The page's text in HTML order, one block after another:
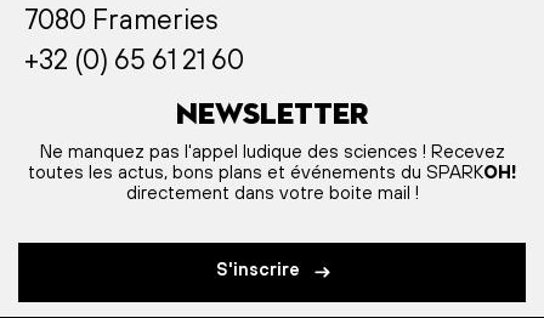
7080 Frameries
+32 (0) 65 61 21 60
Newsletter
Ne manquez pas l'appel ludique des sciences ! Recevez
toutes les actus, bons plans et événements du SPARKOH!
directement dans votre boite mail !
S'inscrire